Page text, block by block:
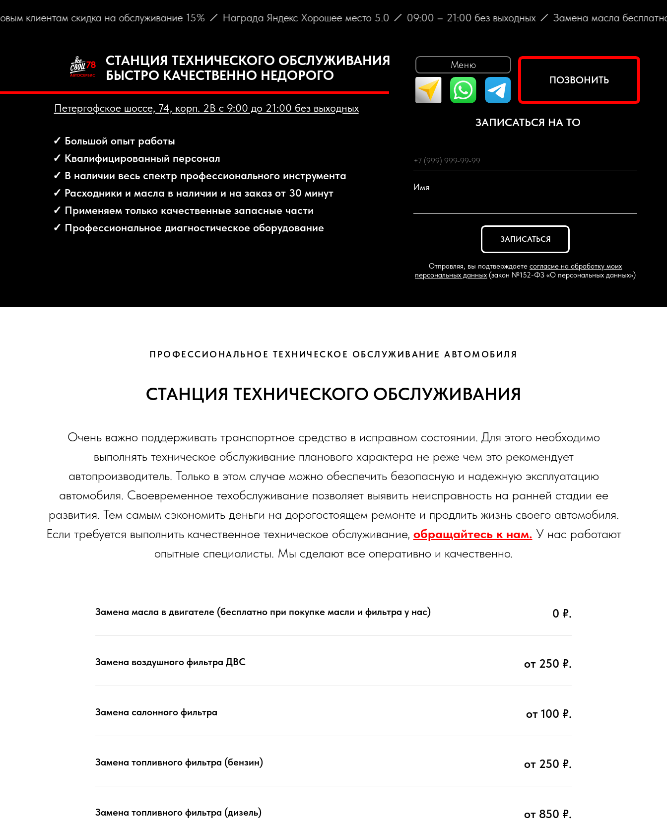
скидка на обслуживание 15% Награда Яндекс Хорошее место 5.0 09:00 – 21:00 без выходных Замена масла бесплатно
ЗАПИСАТЬСЯ
согласие на обработку моих
Меню
ПОЗВОНИТЬ
СТАНЦИЯ ТЕХНИЧЕСКОГО ОБСЛУЖИВАНИЯ
БЫСТРО КАЧЕСТВЕННО НЕДОРОГО
Петергофское шоссе, 74, корп. 2В с 9:00 до 21:00 без выходных
✓ Квалифицированный персонал
✓ В наличии весь спектр профессионального инструмента
✓ Расходники и масла в наличии и на заказ от 30 минут
✓ Применяем только качественные запасные части
ПРОФЕССИОНАЛЬНОЕ ТЕХНИЧЕСКОЕ ОБСЛУЖИВАНИЕ АВТОМОБИЛЯ
СТАНЦИЯ ТЕХНИЧЕСКОГО ОБСЛУЖИВАНИЯ
Очень важно поддерживать транспортное средство в исправном состоянии. Для этого необходимо
выполнять техническое обслуживание планового характера не реже чем это рекомендует
автопроизводитель. Только в этом случае можно обеспечить безопасную и надежную эксплуатацию
автомобиля. Своевременное техобслуживание позволяет выявить неисправность на ранней стадии ее
развития. Тем самым сэкономить деньги на дорогостоящем ремонте и продлить жизнь своего автомобиля.
Если требуется выполнить качественное техническое обслуживание, обращайтесь к нам. У нас работают
опытные специалисты. Мы сделают все оперативно и качественно.
Замена масла в двигателе (бесплатно при покупке масли и фильтра у нас) 0 ₽.
Замена воздушного фильтра ДВС от 250 ₽.
Замена салонного фильтра от 100 ₽.
Замена топливного фильтра (бензин) от 250 ₽.
Замена топливного фильтра (дизель) от 850 ₽.